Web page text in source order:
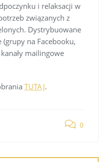
i relaksacji w
związanych z
Dystrybuowane
(grupy na Facebooku,
mailingowe
TUTAJ.
0